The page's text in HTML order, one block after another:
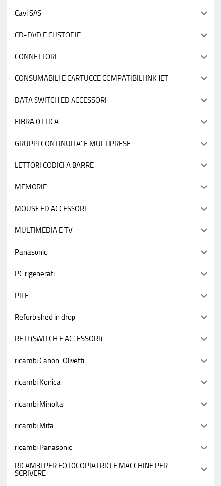
Cavi SAS
CD-DVD E CUSTODIE
CONNETTORI
CONSUMABILI E CARTUCCE COMPATIBILI INK JET
DATA SWITCH ED ACCESSORI
FIBRA OTTICA
GRUPPI CONTINUITA' E MULTIPRESE
LETTORI CODICI A BARRE
MEMORIE
MOUSE ED ACCESSORI
MULTIMEDIA E TV
Panasonic
PC rigenerati
PILE
Refurbished in drop
RETI (SWITCH E ACCESSORI)
ricambi Canon-Olivetti
ricambi Konica
ricambi Minolta
ricambi Mita
ricambi Panasonic
RICAMBI PER FOTOCOPIATRICI E MACCHINE PER
SCRIVERE